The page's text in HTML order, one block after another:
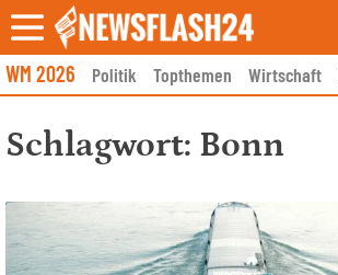
Skip
to
content
WM 2026 Politik Topthemen Wirtschaft
Schlagwort: Bonn